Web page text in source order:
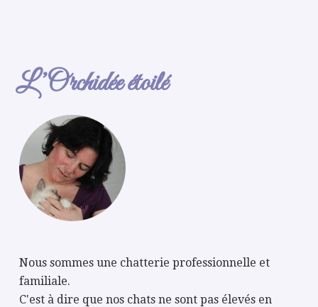
L’Orchidée étoilé
Nous sommes une chatterie professionnelle et
familiale.
C'est à dire que nos chats ne sont pas élevés en